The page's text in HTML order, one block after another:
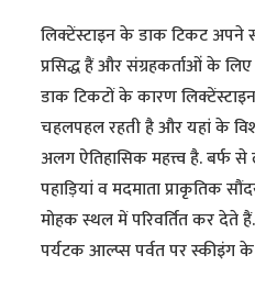
लिक्टेंस्टाइन के डाक टिकट अपने
प्रसिद्ध हैं और संग्रहकर्ताओं के
डाक टिकटों के कारण
चहलपहल रहती है और यहां के
अलग ऐतिहासिक महत्त्व है. बर्फ से
पहाड़ियां व मदमाता प्राकृतिक
मोहक स्थल में परिवर्तित कर देते
पर्यटक आल्प्स पर्वत पर स्कीइंग